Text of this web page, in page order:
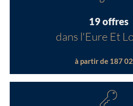
19 offres
dans l'Eure Et
à partir de 187